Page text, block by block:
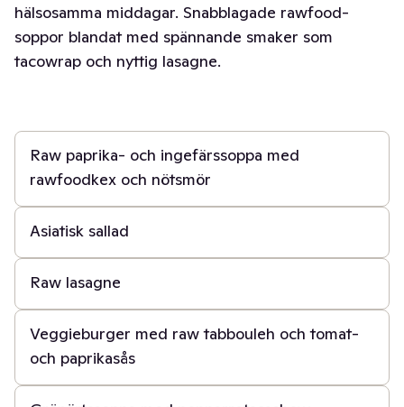
hälsosamma middagar. Snabblagade rawfood-
soppor blandat med spännande smaker som
tacowrap och nyttig lasagne.
Raw paprika- och ingefärssoppa med
rawfoodkex och nötsmör
20 min
Asiatisk sallad
20 min
Raw lasagne
45 min
Veggieburger med raw tabbouleh och tomat-
och paprikasås
30 min